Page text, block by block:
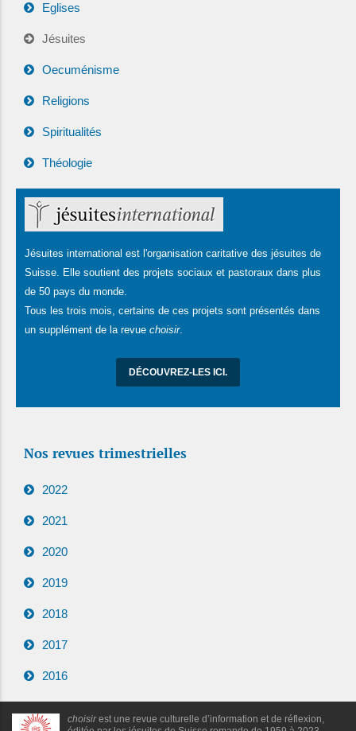
Eglises
Jésuites
Oecuménisme
Religions
Spiritualités
Théologie
Jésuites international est l'organisation caritative des jésuites de
Suisse. Elle soutient des projets sociaux et pastoraux dans plus
de 50 pays du monde.
Tous les trois mois, certains de ces projets sont présentés dans
un supplément de la revue choisir.
DÉCOUVREZ-LES ICI.
Nos revues trimestrielles
2022
2021
2020
2019
2018
2017
2016
choisirest une revue culturelle d’information et de réflexion,